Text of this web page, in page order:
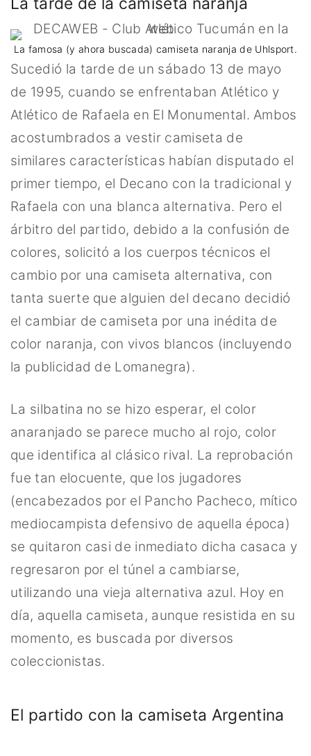
La famosa (y ahora buscada) camiseta naranja de Uhlsport.
Sucedió la tarde de un sábado 13 de mayo
de 1995, cuando se enfrentaban Atlético y
Atlético de Rafaela en El Monumental. Ambos
acostumbrados a vestir camiseta de
similares características habían disputado el
primer tiempo, el Decano con la tradicional y
Rafaela con una blanca alternativa. Pero el
árbitro del partido, debido a la confusión de
colores, solicitó a los cuerpos técnicos el
cambio por una camiseta alternativa, con
tanta suerte que alguien del decano decidió
el cambiar de camiseta por una inédita de
color naranja, con vivos blancos (incluyendo
la publicidad de Lomanegra).
La silbatina no se hizo esperar, el color
anaranjado se parece mucho al rojo, color
que identifica al clásico rival. La reprobación
fue tan elocuente, que los jugadores
(encabezados por el Pancho Pacheco, mítico
mediocampista defensivo de aquella época)
se quitaron casi de inmediato dicha casaca y
regresaron por el túnel a cambiarse,
utilizando una vieja alternativa azul. Hoy en
día, aquella camiseta, aunque resistida en su
momento, es buscada por diversos
coleccionistas.
El partido con la camiseta Argentina